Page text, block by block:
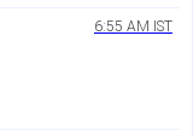
6:55 AM IST